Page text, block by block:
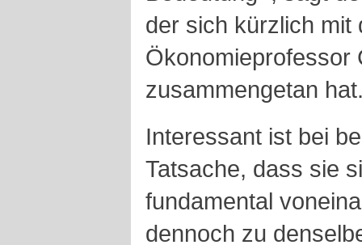
der sich kürzlich mit
Ökonomieprofessor
zusammengetan
Interessant ist bei
Tatsache, dass sie
fundamental
dennoch zu